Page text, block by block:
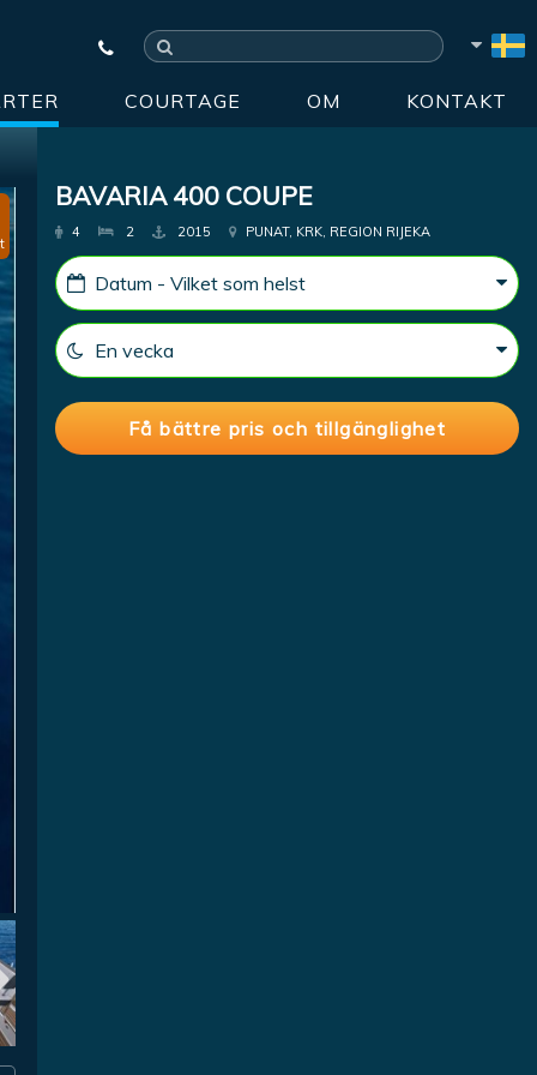
COURTAGE OM KONTAKT
BAVARIA 400 COUPE
4 2 2015 PUNAT, KRK, REGION RIJEKA